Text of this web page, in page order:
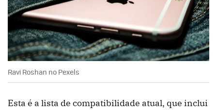
Ravi Roshan no Pexels
Esta é a lista de compatibilidade atual, que inclui